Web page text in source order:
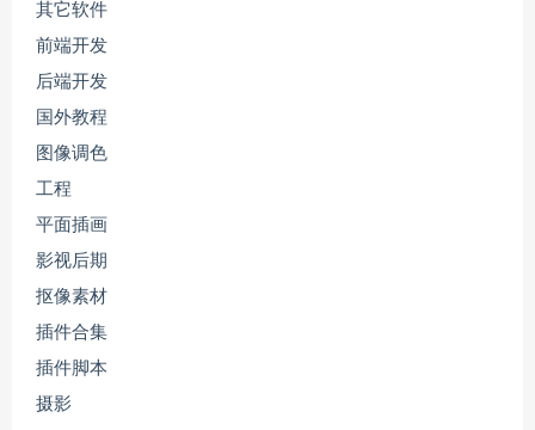
其它软件
前端开发
后端开发
国外教程
图像调色
工程
平面插画
影视后期
抠像素材
插件合集
插件脚本
摄影